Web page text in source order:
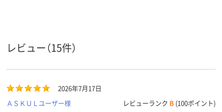
商品環境
50
レビュー（15件）
2026年7月17日
ＡＳＫＵＬユーザー様
レビューランク B (100ポイント)